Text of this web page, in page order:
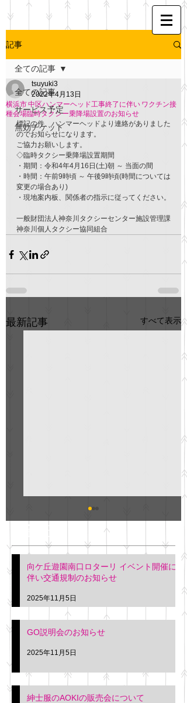
記事
全ての記事
サービス予定
無効チケット
全ての記事
横浜市 中区ハンマーヘッド工事終了に伴い ワクチン接
種会場臨時タクシー乗降場設置のお知らせ
tsuyuki3
2022年4月13日
標記の件、ハンマーヘッドより連絡がありました
のでお知らせになります。
ご協力お願いします。
◇臨時タクシー乗降場設置期間
・期間：令和4年4月16日(土)朝 ～ 当面の間
・時間：午前9時頃 ～ 午後9時頃(時間については
変更の場合あり)
・現地案内板、関係者の指示に従ってください。
一般財団法人神奈川タクシーセンター施設管理課
神奈川個人タクシー協同組合
最新記事 すべて表示
明日(11月6日)午後3時～5
階会議室にてGOの説明会
を行います。 神奈川個人
タクシー協同組合 専務 佐
久間
最新記事
向ケ丘遊園南口ロターリ イベント開催に
伴い交通規制のお知らせ
2025年11月5日
GO説明会のお知らせ
2025年11月5日
紳士服のAOKIの販売会について